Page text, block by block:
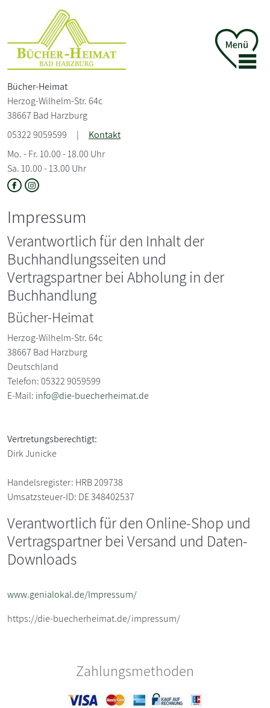
Bücher-Heimat
Herzog-Wilhelm-Str. 64c
38667 Bad Harzburg
05322 9059599
|
Kontakt
Mo. - Fr. 10.00 - 18.00 Uhr
Sa. 10.00 - 13.00 Uhr
Impressum
Verantwortlich für den Inhalt der
Buchhandlungsseiten und
Vertragspartner bei Abholung in der
Buchhandlung
Bücher-Heimat
Herzog-Wilhelm-Str. 64c
38667 Bad Harzburg
Deutschland
Telefon: 05322 9059599
E-Mail: info@die-buecherheimat.de
Vertretungsberechtigt:
Dirk Junicke
Handelsregister: HRB 209738
Umsatzsteuer-ID: DE 348402537
Verantwortlich für den Online-Shop und
Vertragspartner bei Versand und Daten-
Downloads
www.genialokal.de/Impressum/
https://die-buecherheimat.de/impressum/
Zahlungsmethoden